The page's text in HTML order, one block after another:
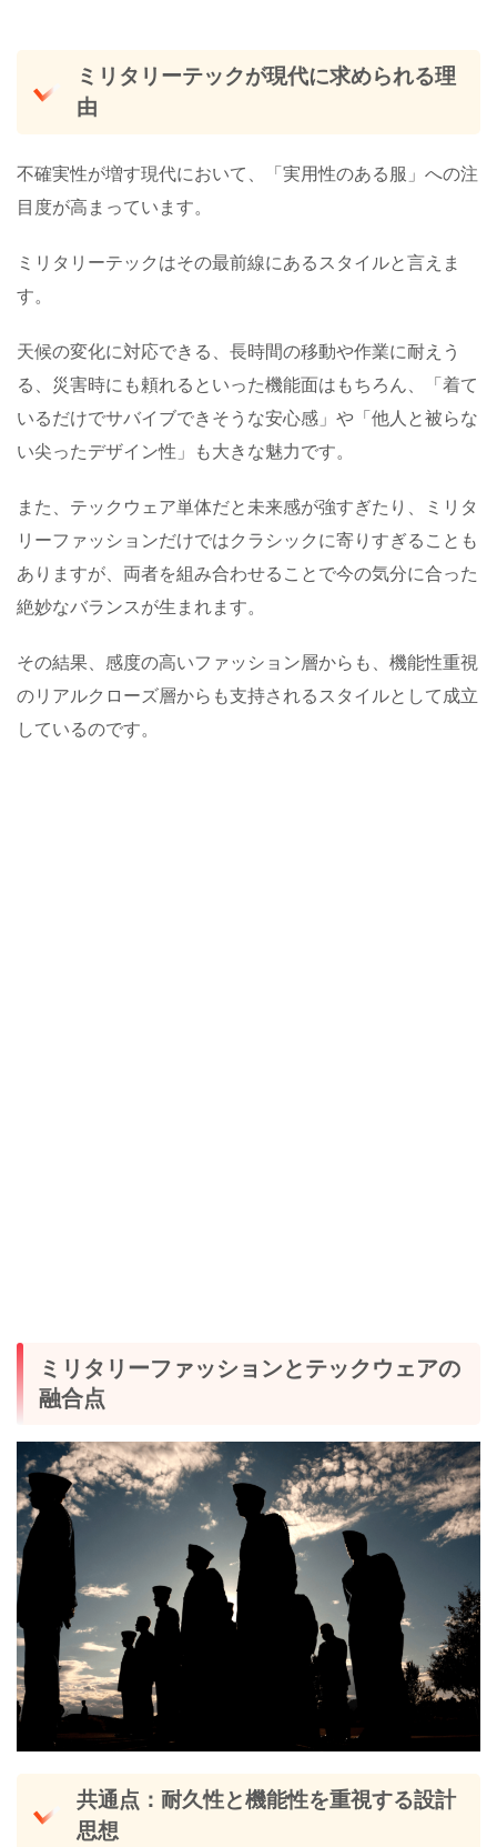
ミリタリーテックが現代に求められる理
由
不確実性が増す現代において、「実用性のある服」への注
目度が高まっています。
ミリタリーテックはその最前線にあるスタイルと言えま
す。
天候の変化に対応できる、長時間の移動や作業に耐えう
る、災害時にも頼れるといった機能面はもちろん、「着て
いるだけでサバイブできそうな安心感」や「他人と被らな
い尖ったデザイン性」も大きな魅力です。
また、テックウェア単体だと未来感が強すぎたり、ミリタ
リーファッションだけではクラシックに寄りすぎることも
ありますが、両者を組み合わせることで今の気分に合った
絶妙なバランスが生まれます。
その結果、感度の高いファッション層からも、機能性重視
のリアルクローズ層からも支持されるスタイルとして成立
しているのです。
ミリタリーファッションとテックウェアの
融合点
共通点：耐久性と機能性を重視する設計
思想